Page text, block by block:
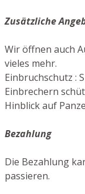
Zusätzliche
Wir öffnen auch
vieles mehr.
Einbruchschutz :
Einbrechern
Hinblick auf
Bezahlung
Die Bezahlung
passieren.